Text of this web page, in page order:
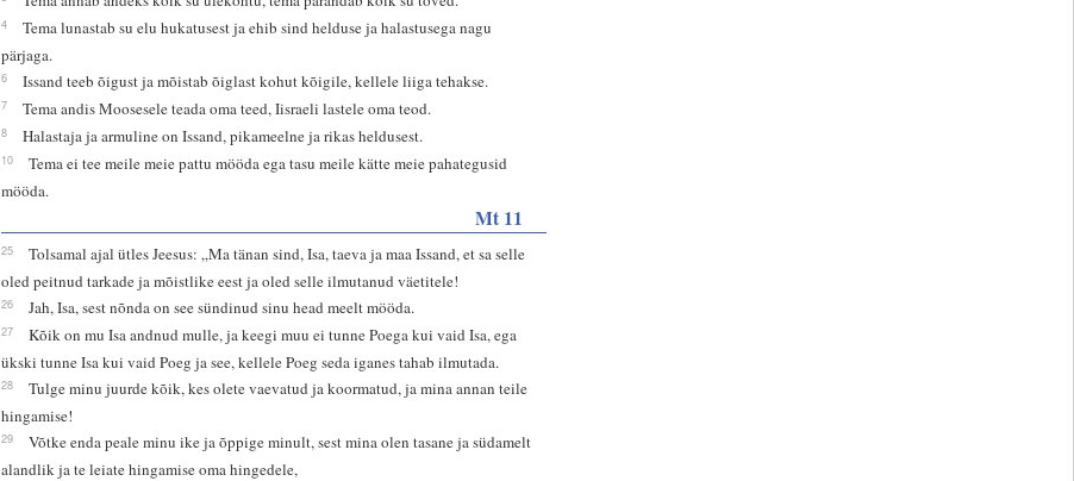
4
Tema lunastab su elu hukatusest ja ehib sind helduse ja halastusega nagu
pärjaga.
6 Issand teeb õigust ja mõistab õiglast kohut kõigile, kellele liiga tehakse.
7 Tema andis Moosesele teada oma teed, Iisraeli lastele oma teod.
8 Halastaja ja armuline on Issand, pikameelne ja rikas heldusest.
10
Tema ei tee meile meie pattu mööda ega tasu meile kätte meie pahategusid
mööda.
Mt 11
25
Tolsamal ajal ütles Jeesus: „Ma tänan sind, Isa, taeva ja maa Issand, et sa selle
oled peitnud tarkade ja mõistlike eest ja oled selle ilmutanud väetitele!
26 Jah, Isa, sest nõnda on see sündinud sinu head meelt mööda.
27
Kõik on mu Isa andnud mulle, ja keegi muu ei tunne Poega kui vaid Isa, ega
ükski tunne Isa kui vaid Poeg ja see, kellele Poeg seda iganes tahab ilmutada.
28
Tulge minu juurde kõik, kes olete vaevatud ja koormatud, ja mina annan teile
hingamise!
29
Võtke enda peale minu ike ja õppige minult, sest mina olen tasane ja südamelt
alandlik ja te leiate hingamise oma hingedele,